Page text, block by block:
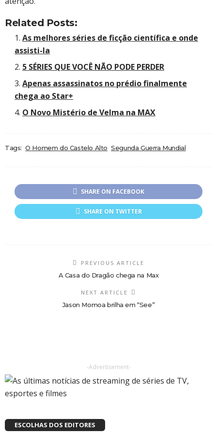
Related Posts:
As melhores séries de ficção científica e onde
assisti-la
5 SÉRIES QUE VOCÊ NÃO PODE PERDER
Apenas assassinatos no prédio finalmente
chega ao Star+
O Novo Mistério de Velma na MAX
Tags: O Homem do Castelo Alto Segunda Guerra Mundial
SHARE ON FACEBOOK
SHARE ON TWITTER
PREVIOUS ARTICLE
A Casa do Dragão chega na Max
NEXT ARTICLE
Jason Momoa brilha em “See”
-Advertisement-
ESCOLHAS DOS EDITORES